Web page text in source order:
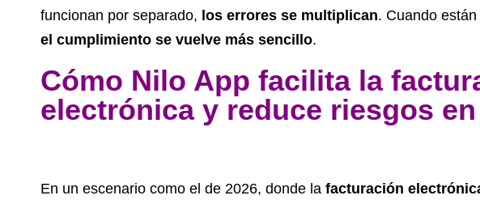
funcionan por separado, los errores se multiplican. Cuando
el cumplimiento se vuelve más sencillo.
Cómo Nilo App facilita la
electrónica y reduce riesgos en
En un escenario como el de 2026, donde la facturación